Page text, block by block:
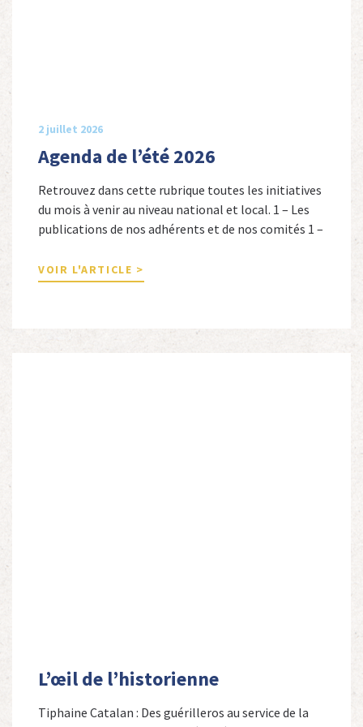
2 juillet 2026
Agenda de l’été 2026
Retrouvez dans cette rubrique toutes les initiatives
du mois à venir au niveau national et local. 1 – Les
publications de nos adhérents et de nos comités 1 –
Cordeboeuf, Christophe Touron et Agnès Dioné,
Nouvelles Sources Éditions, 2026. Ils venaient
autres […]
VOIR L'ARTICLE >
L’œil de l’historienne
Tiphaine Catalan : Des guérilleros au service de la